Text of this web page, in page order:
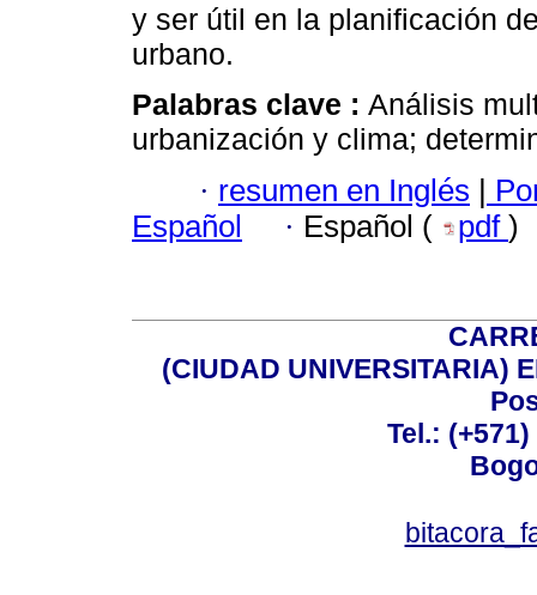
y ser útil en la planificación
urbano.
Palabras clave : Análisis
urbanización y clima;
· resumen en Inglés |
Español
· Español ( pdf )
(CIUDAD UNIVERSITARIA)
Tel.: